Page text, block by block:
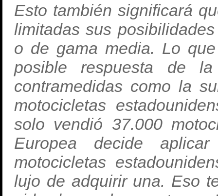
Esto también significará
limitadas sus
o de gama media. Lo
posible respuesta de
contramedidas como la
motocicletas
solo vendió 37.000
Europea decide
motocicletas
lujo de adquirir una. Eso